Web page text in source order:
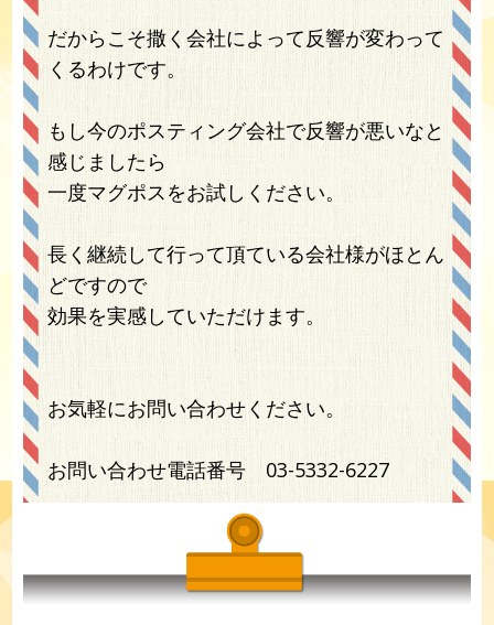
だからこそ撒く会社によって反響が変わって
くるわけです。
もし今のポスティング会社で反響が悪いなと
感じましたら
一度マグポスをお試しください。
長く継続して行って頂ている会社様がほとん
どですので
効果を実感していただけます。
お気軽にお問い合わせください。
お問い合わせ電話番号 03-5332-6227